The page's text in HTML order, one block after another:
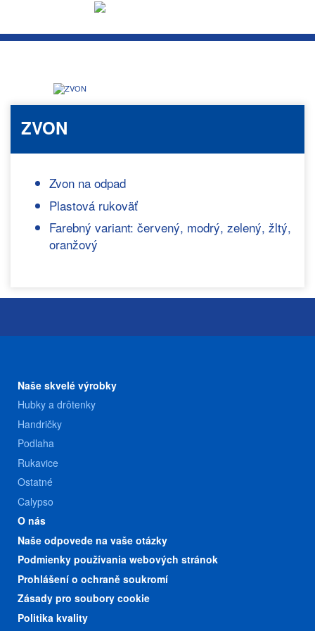
ZVON
Zvon na odpad
Plastová rukoväť
Farebný variant: červený, modrý, zelený, žltý,
oranžový
Naše skvelé výrobky
Hubky a drôtenky
Handričky
Podlaha
Rukavice
Ostatné
Calypso
O nás
Naše odpovede na vaše otázky
Podmienky používania webových stránok
Prohlášení o ochraně soukromí
Zásady pro soubory cookie
Politika kvality